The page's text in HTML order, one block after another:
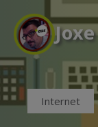
Internet